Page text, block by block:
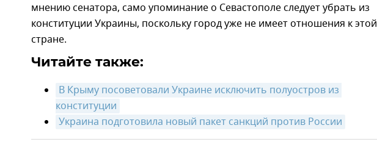
мнению сенатора, само упоминание о Севастополе следует убрать из
конституции Украины, поскольку город уже не имеет отношения к этой
стране.
Читайте также:
В Крыму посоветовали Украине исключить полуостров из
конституции
Украина подготовила новый пакет санкций против России